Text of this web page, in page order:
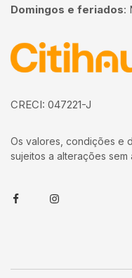
Domingos e feriados:
Página inicial
CRECI: 047221-J
Os valores, condições e
sujeitos a alterações sem
FacebookInstagram